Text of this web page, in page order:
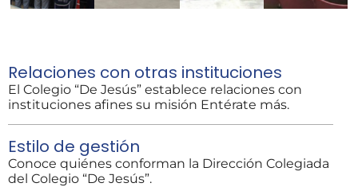
Relaciones con otras instituciones
El Colegio “De Jesús” establece relaciones con
instituciones afines su misión Entérate más.
Estilo de gestión
Conoce quiénes conforman la Dirección Colegiada
del Colegio “De Jesús”.